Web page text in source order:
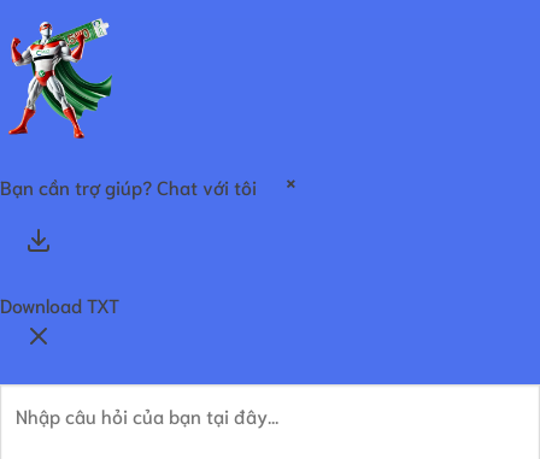
Bạn cần trợ giúp? Chat với tôi ×
Download TXT